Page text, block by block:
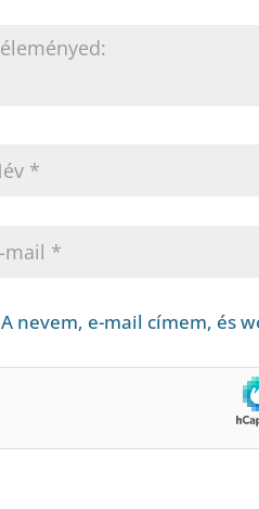
A nevem, e-mail címem, és